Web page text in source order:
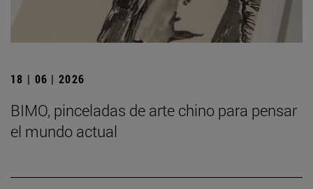
18 | 06 | 2026
BIMO, pinceladas de arte chino para pensar
el mundo actual